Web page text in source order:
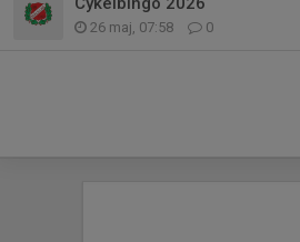
26 maj, 07:58 0